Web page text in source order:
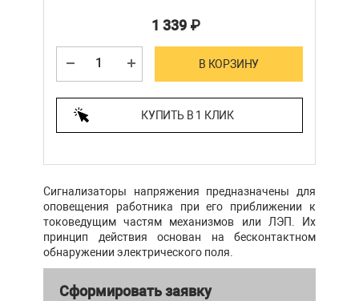
1 339₽
В КОРЗИНУ
КУПИТЬ В 1 КЛИК
Сигнализаторы напряжения предназначены для
оповещения работника при его приближении к
токоведущим частям механизмов или ЛЭП. Их
принцип действия основан на бесконтактном
обнаружении электрического поля.
Сформировать заявку